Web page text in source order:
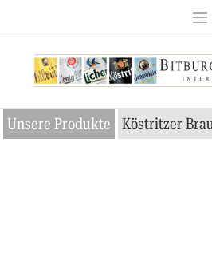
Unsere Produkte Köstritzer